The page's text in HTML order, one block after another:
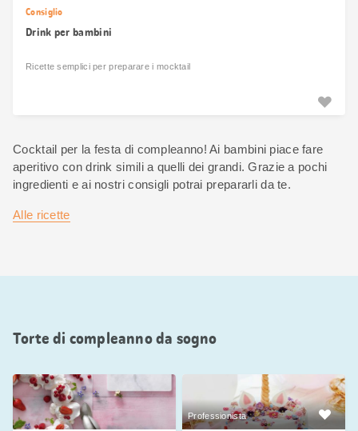
Consiglio
Drink per bambini
Ricette semplici per preparare i mocktail
Cocktail per la festa di compleanno! Ai bambini piace fare
aperitivo con drink simili a quelli dei grandi. Grazie a pochi
ingredienti e ai nostri consigli potrai prepararli da te.
Alle ricette
Torte di compleanno da sogno
Professionista